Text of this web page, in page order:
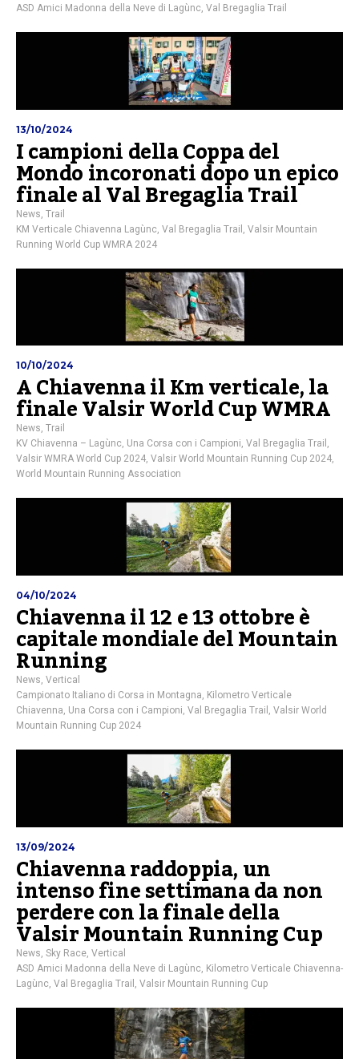
ASD Amici Madonna della Neve di Lagùnc, Val Bregaglia Trail
13/10/2024
I campioni della Coppa del
Mondo incoronati dopo un epico
finale al Val Bregaglia Trail
News Trail
KM Verticale Chiavenna Lagùnc Val Bregaglia Trail
Valsir Mountain
Running World Cup WMRA 2024
10/10/2024
A Chiavenna il Km verticale, la
finale Valsir World Cup WMRA
News, Trail
KV Chiavenna – Lagùnc, Una Corsa con i Campioni, Val Bregaglia Trail ,
Valsir WMRA World Cup 2024, Valsir World Mountain Running Cup 2024,
World Mountain Running Association
04/10/2024
Chiavenna il 12 e 13 ottobre è
capitale mondiale del Mountain
Running
News, Vertical
Campionato Italiano di Corsa in Montagna, Kilometro Verticale
Chiavenna, Una Corsa con i Campioni, Val Bregaglia Trail , Valsir World
Mountain Running Cup 2024
13/09/2024
Chiavenna raddoppia, un
intenso fine settimana da non
perdere con la finale della
Valsir Mountain Running Cup
News, Sky Race, Vertical
ASD Amici Madonna della Neve di Lagùnc, Kilometro Verticale Chiavenna-
Lagùnc, Val Bregaglia Trail , Valsir Mountain Running Cup